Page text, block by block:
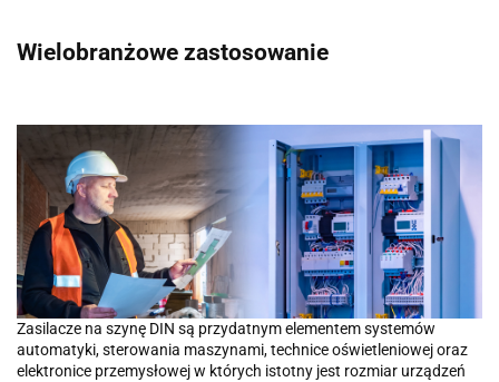
Wielobranżowe zastosowanie
Zasilacze na szynę DIN są przydatnym elementem systemów
automatyki, sterowania maszynami, technice oświetleniowej oraz
elektronice przemysłowej w których istotny jest rozmiar urządzeń